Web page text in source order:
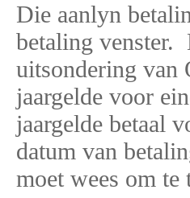
Die aanlyn
betaling venster.
uitsondering van
jaargelde voor
jaargelde betaal
datum van
moet wees om te